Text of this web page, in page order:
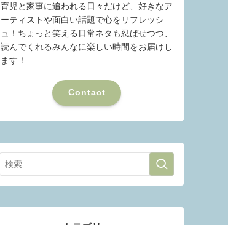
育児と家事に追われる日々だけど、好きなア
ーティストや面白い話題で心をリフレッシ
ュ！ちょっと笑える日常ネタも忍ばせつつ、
読んでくれるみんなに楽しい時間をお届けし
ます！
Contact